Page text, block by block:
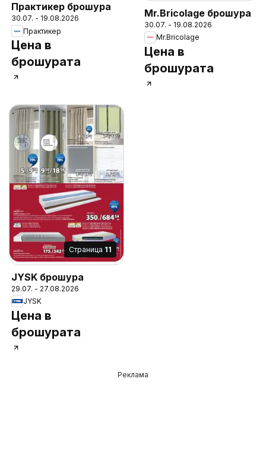
Практикер брошура
30.07. - 19.08.2026
Практикер
Цена в
брошурата
Mr.Bricolage брошура
30.07. - 19.08.2026
Mr.Bricolage
Цена в
брошурата
Cтраница 11
JYSK брошура
29.07. - 27.08.2026
JYSK
Цена в
брошурата
Реклама